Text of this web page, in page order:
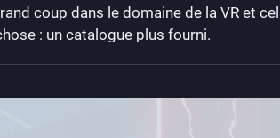
coup dans le domaine de la VR et
: un catalogue plus fourni.